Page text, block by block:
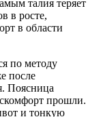
талия теряет
в росте,
в области
по методу
после
Поясница
прошли.
и тонкую